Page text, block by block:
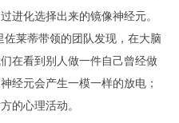
进化选择出来的镜像神经元。
莱蒂带领的团队发现，在大脑
在看到别人做一件自己曾经做
经元会产生一模一样的放电；
的心理活动。